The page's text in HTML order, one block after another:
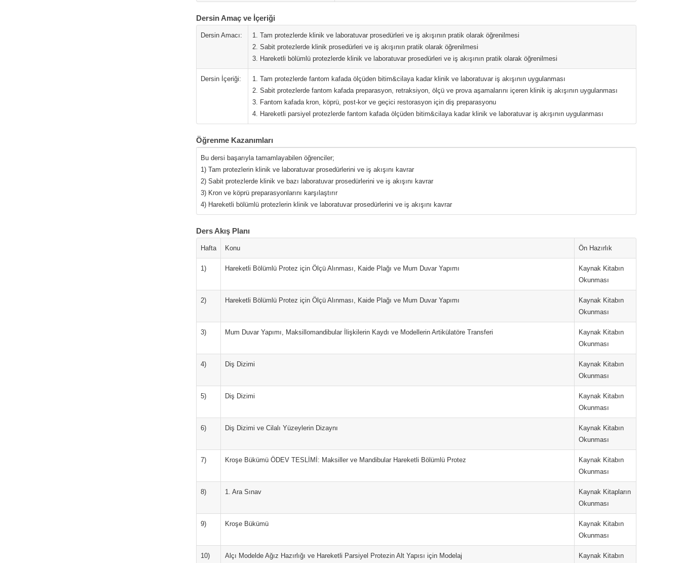
Dersin Amaç ve İçeriği
Dersin Amacı:
1. Tam protezlerde klinik ve laboratuvar prosedürleri ve iş akışının pratik olarak öğrenilmesi
2. Sabit protezlerde klinik prosedürleri ve iş akışının pratik olarak öğrenilmesi
3. Hareketli bölümlü protezlerde klinik ve laboratuvar prosedürleri ve iş akışının pratik olarak öğrenilmesi
Dersin İçeriği:
1. Tam protezlerde fantom kafada ölçüden bitim&cilaya kadar klinik ve laboratuvar iş akışının uygulanması
2. Sabit protezlerde fantom kafada preparasyon, retraksiyon, ölçü ve prova aşamalarını içeren klinik iş akışının uygulanması
3. Fantom kafada kron, köprü, post-kor ve geçici restorasyon için diş preparasyonu
4. Hareketli parsiyel protezlerde fantom kafada ölçüden bitim&cilaya kadar klinik ve laboratuvar iş akışının uygulanması
Öğrenme Kazanımları
Bu dersi başarıyla tamamlayabilen öğrenciler;
1) Tam protezlerin klinik ve laboratuvar prosedürlerini ve iş akışını kavrar
2) Sabit protezlerde klinik ve bazı laboratuvar prosedürlerini ve iş akışını kavrar
3) Kron ve köprü preparasyonlarını karşılaştırır
4) Hareketli bölümlü protezlerin klinik ve laboratuvar prosedürlerini ve iş akışını kavrar
Ders Akış Planı
Hafta Konu Ön Hazırlık
1) Hareketli Bölümlü Protez için Ölçü Alınması, Kaide Plağı ve Mum Duvar Yapımı
Kaynak Kitabın
Okunması
2) Hareketli Bölümlü Protez için Ölçü Alınması, Kaide Plağı ve Mum Duvar Yapımı
Kaynak Kitabın
Okunması
3) Mum Duvar Yapımı, Maksillomandibular İlişkilerin Kaydı ve Modellerin Artikülatöre Transferi
Kaynak Kitabın
Okunması
4) Diş Dizimi
Kaynak Kitabın
Okunması
5) Diş Dizimi
Kaynak Kitabın
Okunması
6) Diş Dizimi ve Cilalı Yüzeylerin Dizaynı
Kaynak Kitabın
Okunması
7) Kroşe Bükümü ÖDEV TESLİMİ: Maksiller ve Mandibular Hareketli Bölümlü Protez
Kaynak Kitabın
Okunması
8) 1. Ara Sınav
Kaynak Kitapların
Okunması
9) Kroşe Bükümü
Kaynak Kitabın
Okunması
10) Alçı Modelde Ağız Hazırlığı ve Hareketli Parsiyel Protezin Alt Yapısı için Modelaj
Kaynak Kitabın